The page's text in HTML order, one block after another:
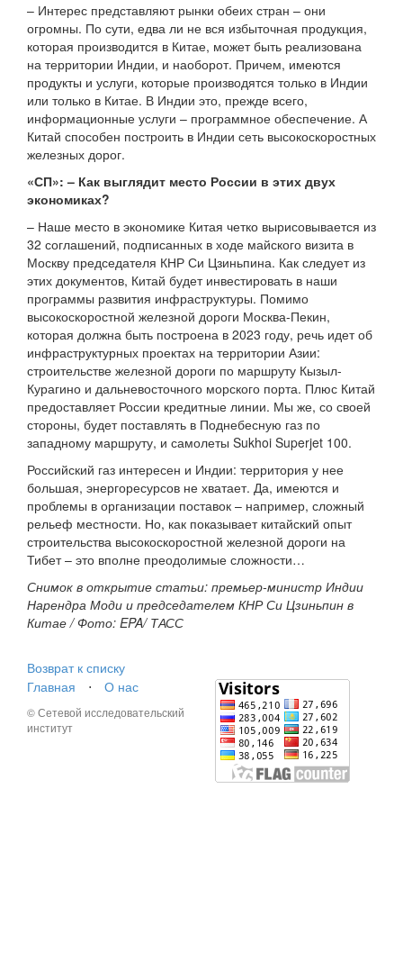
– Интерес представляют рынки обеих стран – они
огромны. По сути, едва ли не вся избыточная продукция,
которая производится в Китае, может быть реализована
на территории Индии, и наоборот. Причем, имеются
продукты и услуги, которые производятся только в Индии
или только в Китае. В Индии это, прежде всего,
информационные услуги – программное обеспечение. А
Китай способен построить в Индии сеть высокоскоростных
железных дорог.
«СП»: – Как выглядит место России в этих двух
экономиках?
– Наше место в экономике Китая четко вырисовывается из
32 соглашений, подписанных в ходе майского визита в
Москву председателя КНР Си Цзиньпина. Как следует из
этих документов, Китай будет инвестировать в наши
программы развития инфраструктуры. Помимо
высокоскоростной железной дороги Москва-Пекин,
которая должна быть построена в 2023 году, речь идет об
инфраструктурных проектах на территории Азии:
строительстве железной дороги по маршруту Кызыл-
Курагино и дальневосточного морского порта. Плюс Китай
предоставляет России кредитные линии. Мы же, со своей
стороны, будет поставлять в Поднебесную газ по
западному маршруту, и самолеты Sukhoi Superjet 100.
Российский газ интересен и Индии: территория у нее
большая, энергоресурсов не хватает. Да, имеются и
проблемы в организации поставок – например, сложный
рельеф местности. Но, как показывает китайский опыт
строительства высокоскоростной железной дороги на
Тибет – это вполне преодолимые сложности…
Снимок в открытие статьи: премьер-министр Индии
Нарендра Моди и председателем КНР Си Цзиньпин в
Китае / Фото: EPA/ ТАСС
Возврат к списку
Главная
⋅ О нас
© Сетевой исследовательский
институт